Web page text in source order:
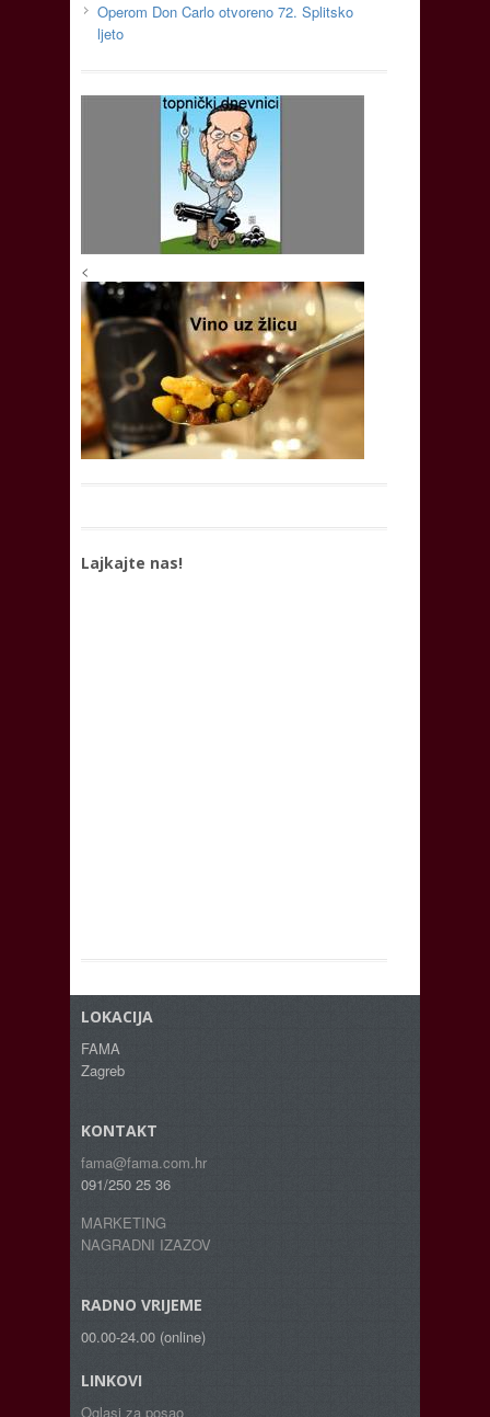
Operom Don Carlo otvoreno 72. Splitsko
ljeto
<
Lajkajte nas!
LOKACIJA
FAMA
Zagreb
KONTAKT
fama@fama.com.hr
091/250 25 36
MARKETING
NAGRADNI IZAZOV
RADNO VRIJEME
00.00-24.00 (online)
LINKOVI
Oglasi za posao